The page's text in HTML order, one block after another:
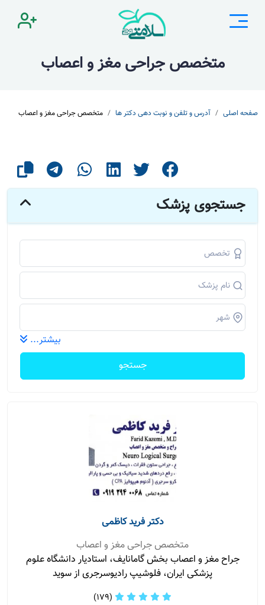
متخصص جراحی مغز و اعصاب
صفحه اصلی آدرس و تلفن و نوبت دهی دکتر ها متخصص جراحی مغز و اعصاب
جستجوی پزشک
بیشتر...
جستجو
دکتر فرید کاظمی
متخصص جراحی مغز و اعصاب
جراح مغز و اعصاب بخش گامانایف، استادیار دانشگاه علوم
پزشکی ایران، فلوشیپ رادیوسرجری از سوید
(179)